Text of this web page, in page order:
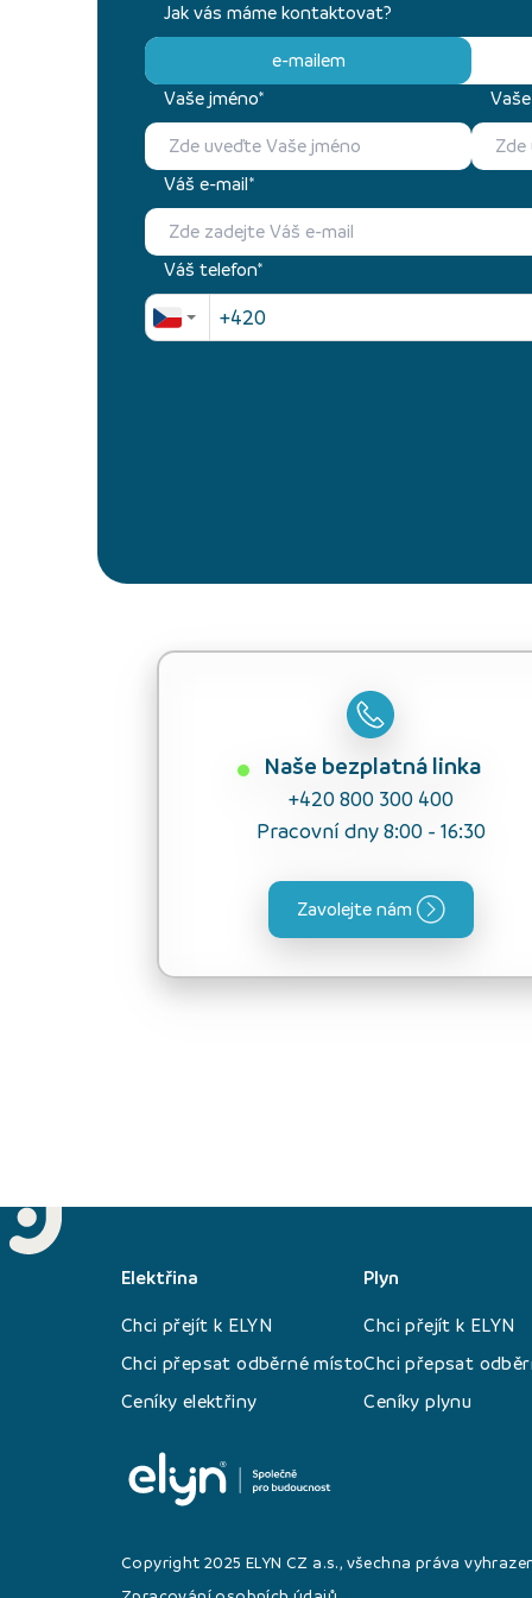
Jak vás máme kontaktovat?
e-mailem
Vaše jméno*
Váš e-mail*
Váš telefon*
Naše bezplatná linka
+420 800 300 400
Pracovní dny 8:00 - 16:30
Zavolejte nám
Elektřina
Chci přejít k ELYN
Chci přepsat odběrné místo
Ceníky elektřiny
Plyn
Chci přejít k ELYN
Chci přepsat
Ceníky plynu
Copyright 2025 ELYN CZ a.s., všechna práva